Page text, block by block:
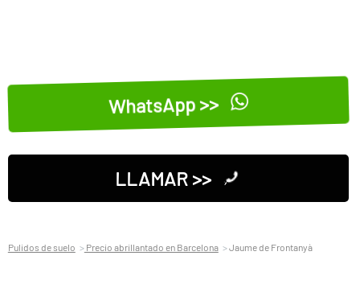
WhatsApp >>
LLAMAR >>
Pulidos de suelo Precio abrillantado en Barcelona Jaume de Frontanyà